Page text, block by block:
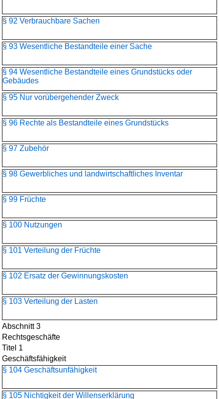
§ 92 Verbrauchbare Sachen
§ 93 Wesentliche Bestandteile einer Sache
§ 94 Wesentliche Bestandteile eines Grundstücks oder
Gebäudes
§ 95 Nur vorübergehender Zweck
§ 96 Rechte als Bestandteile eines Grundstücks
§ 97 Zubehör
§ 98 Gewerbliches und landwirtschaftliches Inventar
§ 99 Früchte
§ 100 Nutzungen
§ 101 Verteilung der Früchte
§ 102 Ersatz der Gewinnungskosten
§ 103 Verteilung der Lasten
Abschnitt 3
Rechtsgeschäfte
Titel 1
Geschäftsfähigkeit
§ 104 Geschäftsunfähigkeit
§ 105 Nichtigkeit der Willenserklärung